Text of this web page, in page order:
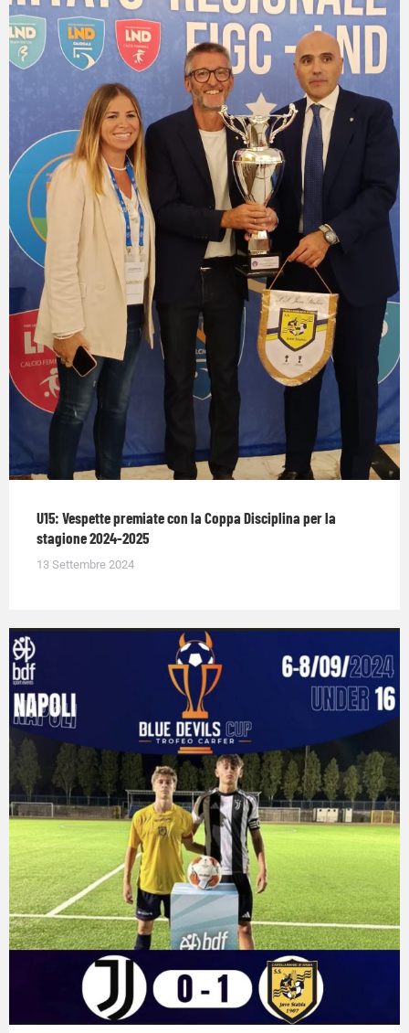
U15: Vespette premiate con la Coppa Disciplina per la
stagione 2024-2025
13 Settembre 2024